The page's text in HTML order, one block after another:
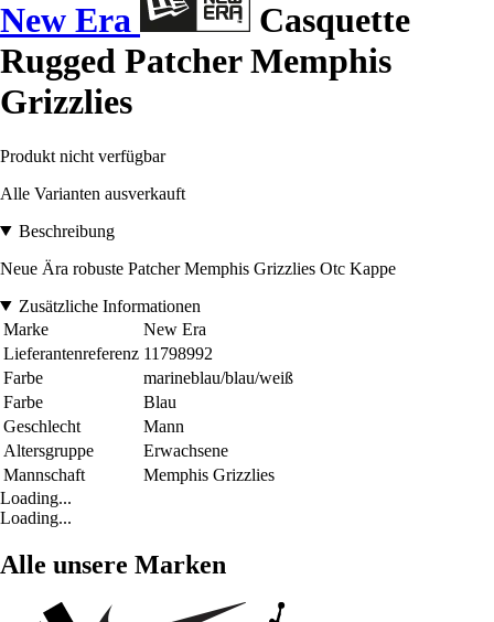
New Era
Casquette
Rugged Patcher Memphis
Grizzlies
Produkt nicht verfügbar
Alle Varianten ausverkauft
Beschreibung
Neue Ära robuste Patcher Memphis Grizzlies Otc Kappe
Zusätzliche Informationen
Marke
New Era
Lieferantenreferenz 11798992
Farbe
marineblau/blau/weiß
Farbe
Blau
Geschlecht
Mann
Altersgruppe
Erwachsene
Mannschaft
Memphis Grizzlies
Loading...
Loading...
Alle unsere Marken